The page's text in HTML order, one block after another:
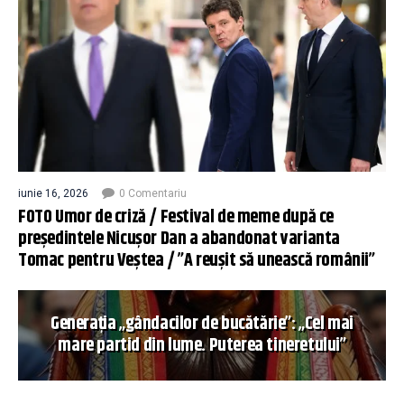
iunie 16, 2026 0 Comentariu
FOTO Umor de criză / Festival de meme după ce
președintele Nicușor Dan a abandonat varianta
Tomac pentru Veștea / ”A reușit să unească românii”
Generația „gândacilor de bucătărie”: „Cel mai
mare partid din lume. Puterea tineretului”